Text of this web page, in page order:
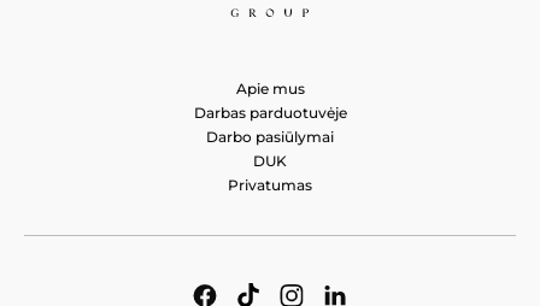
Apie mus
Darbas parduotuvėje
Darbo pasiūlymai
DUK
Privatumas